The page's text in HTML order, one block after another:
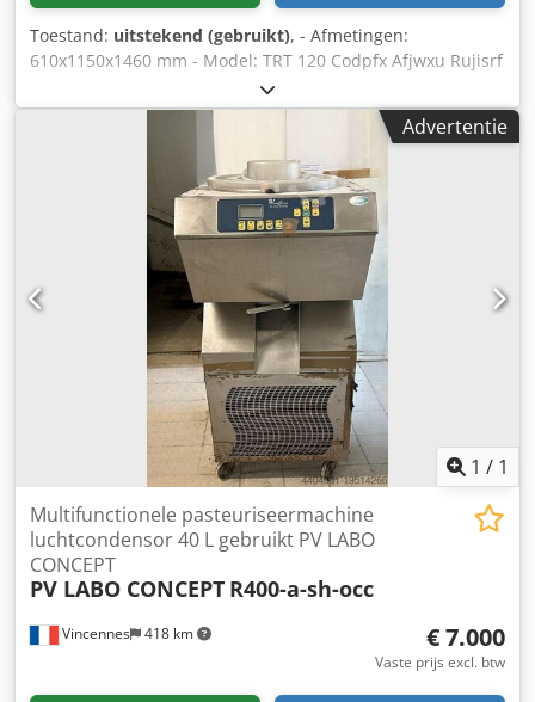
Toestand: uitstekend (gebruikt), - Afmetingen:
610x1150x1460 mm - Model: TRT 120 Codpfx Afjwxu Rujisrf
- Productie per cyclus: max. 20 liter + Mengen per cyclus: 8
tot 16 kg - Theoretische uurproductie: 75 tot 120 liter/uur -
Bedrijfstemperatuur omgeving: 16°C tot 3°C - Luchtkoeling
- Pasto multifunctionele turbine - Gewicht: 510 kg -
Advertentie
1 / 1
Vincennes 418 km
Multifunctionele pasteuriseermachine
luchtcondensor 40 L gebruikt PV LABO
CONCEPT
PV LABO CONCEPT R400-a-sh-occ
€ 7.000
Vaste prijs excl. btw